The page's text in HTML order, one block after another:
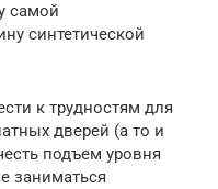
самой
синтетической
к трудностям для
дверей (а то и
подъем уровня
заниматься